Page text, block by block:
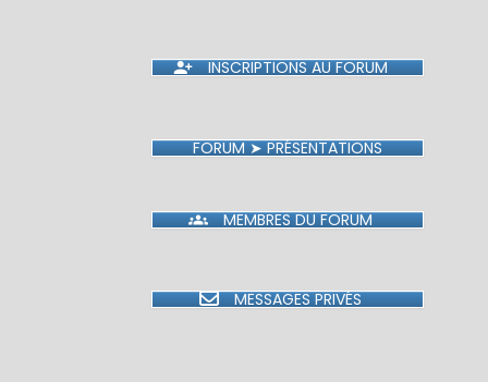
INSCRIPTIONS AU FORUM
FORUM ➤ PRÉSENTATIONS
MEMBRES DU FORUM
MESSAGES PRIVÉS